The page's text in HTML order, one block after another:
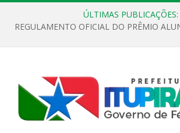
ÚLTIMAS PUBLICAÇÕES: